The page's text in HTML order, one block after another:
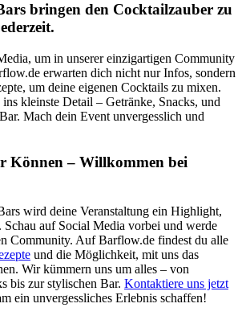
bringen den Cocktailzauber zu
um in unserer einzigartigen Community
erwarten dich nicht nur Infos, sondern
um deine eigenen Cocktails zu mixen.
kleinste Detail – Getränke, Snacks, und
Mach dein Event unvergesslich und
Können – Willkommen bei
wird deine Veranstaltung ein Highlight,
Schau auf Social Media vorbei und werde
Community. Auf Barflow.de findest du alle
und die Möglichkeit, mit uns das
Wir kümmern uns um alles – von
bis zur stylischen Bar. Kontaktiere uns jetzt
ein unvergessliches Erlebnis schaffen!